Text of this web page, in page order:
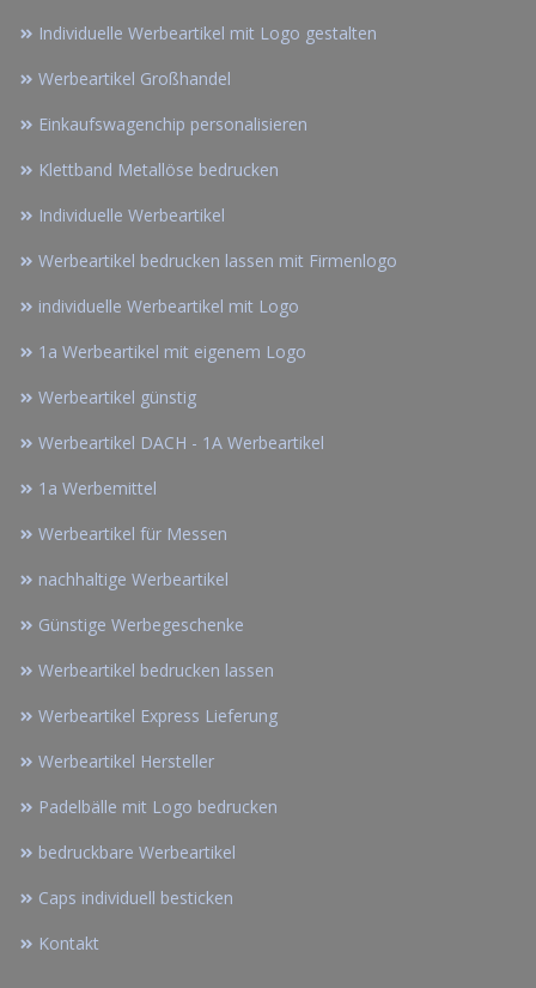
Individuelle Werbeartikel mit Logo gestalten
Werbeartikel Großhandel
Einkaufswagenchip personalisieren
Klettband Metallöse bedrucken
Individuelle Werbeartikel
Werbeartikel bedrucken lassen mit Firmenlogo
individuelle Werbeartikel mit Logo
1a Werbeartikel mit eigenem Logo
Werbeartikel günstig
Werbeartikel DACH - 1A Werbeartikel
1a Werbemittel
Werbeartikel für Messen
nachhaltige Werbeartikel
Günstige Werbegeschenke
Werbeartikel bedrucken lassen
Werbeartikel Express Lieferung
Werbeartikel Hersteller
Padelbälle mit Logo bedrucken
bedruckbare Werbeartikel
Caps individuell besticken
Kontakt